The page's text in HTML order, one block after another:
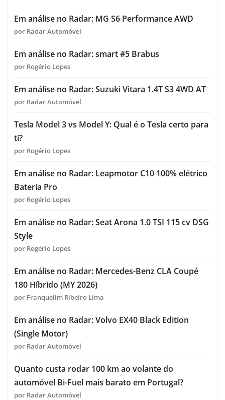
Em análise no Radar: MG S6 Performance AWD
por Radar Automóvel
Em análise no Radar: smart #5 Brabus
por Rogério Lopes
Em análise no Radar: Suzuki Vitara 1.4T S3 4WD AT
por Radar Automóvel
Tesla Model 3 vs Model Y: Qual é o Tesla certo para
ti?
por Rogério Lopes
Em análise no Radar: Leapmotor C10 100% elétrico
Bateria Pro
por Rogério Lopes
Em análise no Radar: Seat Arona 1.0 TSI 115 cv DSG
Style
por Rogério Lopes
Em análise no Radar: Mercedes-Benz CLA Coupé
180 Híbrido (MY 2026)
por Franquelim Ribeiro Lima
Em análise no Radar: Volvo EX40 Black Edition
(Single Motor)
por Radar Automóvel
Quanto custa rodar 100 km ao volante do
automóvel Bi-Fuel mais barato em Portugal?
por Radar Automóvel